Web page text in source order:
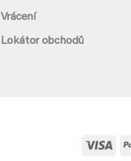
Vrácení
Lokátor obchodů
Visa